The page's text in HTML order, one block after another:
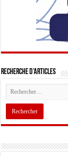
Recherche d’articles